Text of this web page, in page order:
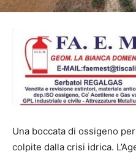
Una boccata di ossigeno
colpite dalla crisi idrica.